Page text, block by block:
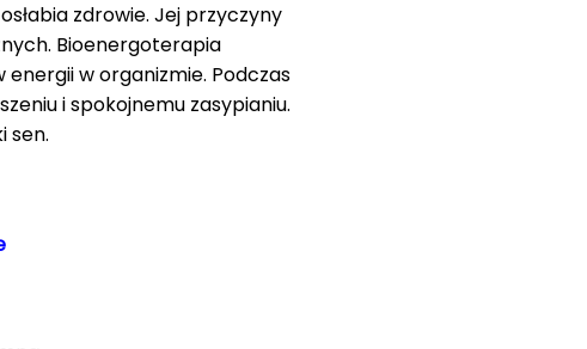
zdrowie. Jej przyczyny
Bioenergoterapia
w organizmie. Podczas
i spokojnemu zasypianiu.
sen.